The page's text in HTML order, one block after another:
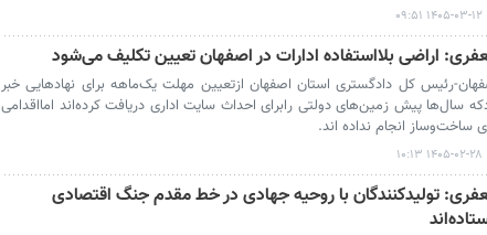
۱۴۰۵-۰۳-۱۲ ۰۹:۵۱
اراضی بلااستفاده ادارات در اصفهان تعیین تکلیف می‌شود
رئیس کل دادگستری استان اصفهان ازتعیین مهلت یک‌ماهه برای نهادهایی خبر
سال‌ها پیش زمین‌های دولتی رابرای احداث سایت اداری دریافت کرده‌اند امااقدامی
ساخت‌وساز انجام نداده اند.
۱۴۰۵-۰۲-۲۸ ۱۰:۱۳
تولیدکنندگان با روحیه جهادی در خط مقدم جنگ اقتصادی